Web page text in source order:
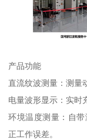
产品功能
直流纹波测量：测量
电量波形显示：实时
环境温度测量：自
正工作误差。